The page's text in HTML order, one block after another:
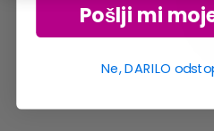
Pošlji mi
Ne, DARILO